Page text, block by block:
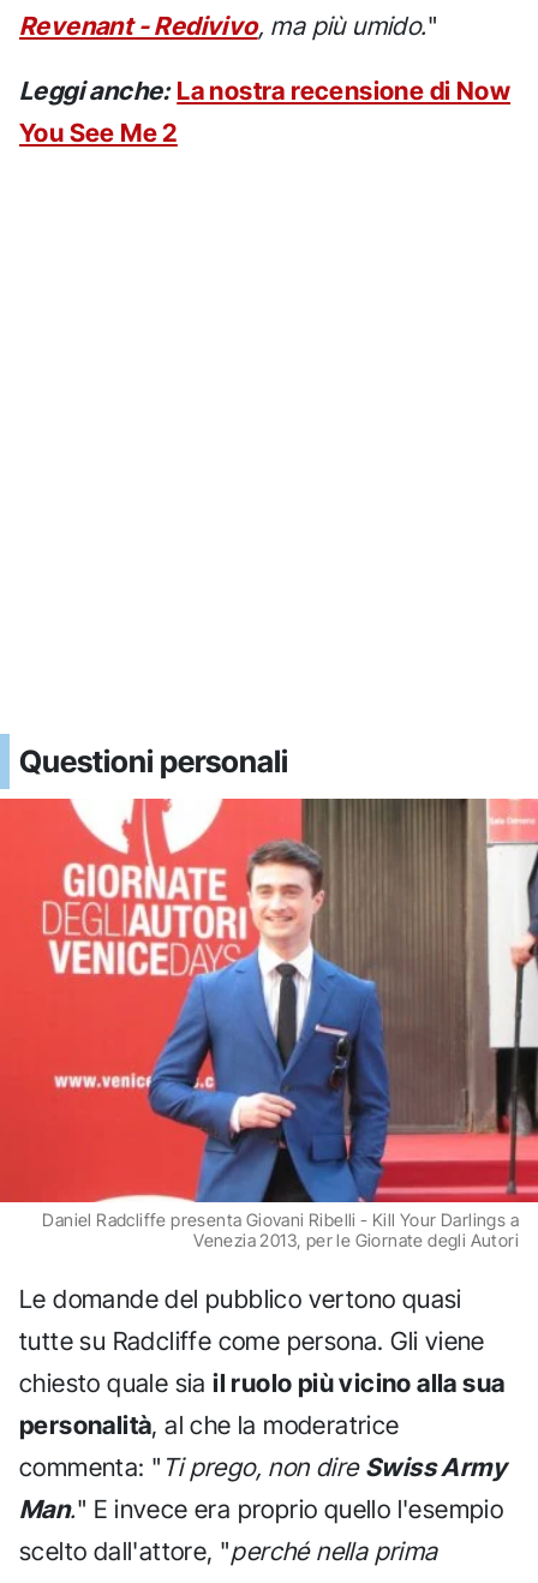
Revenant - Redivivo, ma più umido."
Leggi anche: La nostra recensione di Now
You See Me 2
Questioni personali
Daniel Radcliffe presenta Giovani Ribelli - Kill Your Darlings a
Venezia 2013, per le Giornate degli Autori
Le domande del pubblico vertono quasi
tutte su Radcliffe come persona. Gli viene
chiesto quale siail ruolo più vicino alla sua
personalità, al che la moderatrice
commenta: " Ti prego, non dire Swiss Army
Man." E invece era proprio quello l'esempio
scelto dall'attore, "perché nella prima